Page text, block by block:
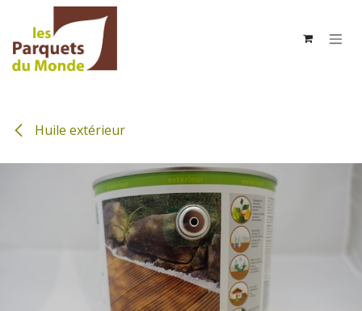
Se rendre au contenu
Huile extérieur